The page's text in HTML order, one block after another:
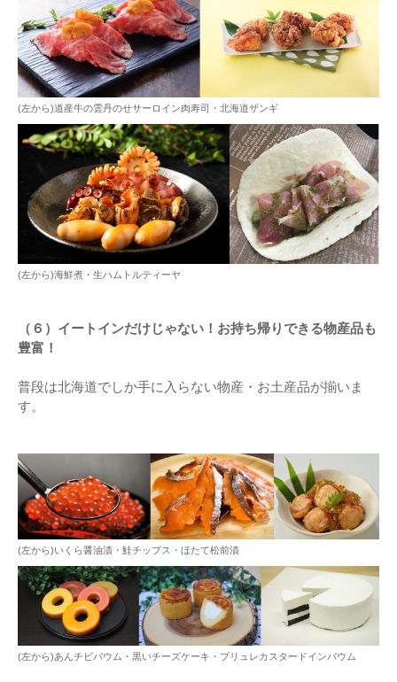
(左から)道産牛の雲丹のせサーロイン肉寿司・北海道ザンギ
(左から)海鮮煮・生ハムトルティーヤ
（６）イートインだけじゃない！お持ち帰りできる物産品も
豊富！
普段は北海道でしか手に入らない物産・お土産品が揃いま
す。
(左から)いくら醤油漬・鮭チップス・ほたて松前漬
(左から)あんチビバウム・黒いチーズケーキ・ブリュレカスタードインバウム